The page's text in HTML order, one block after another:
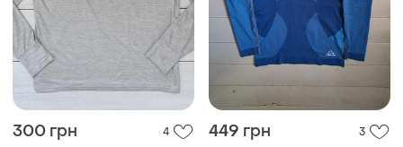
300 грн 4 449 грн 3